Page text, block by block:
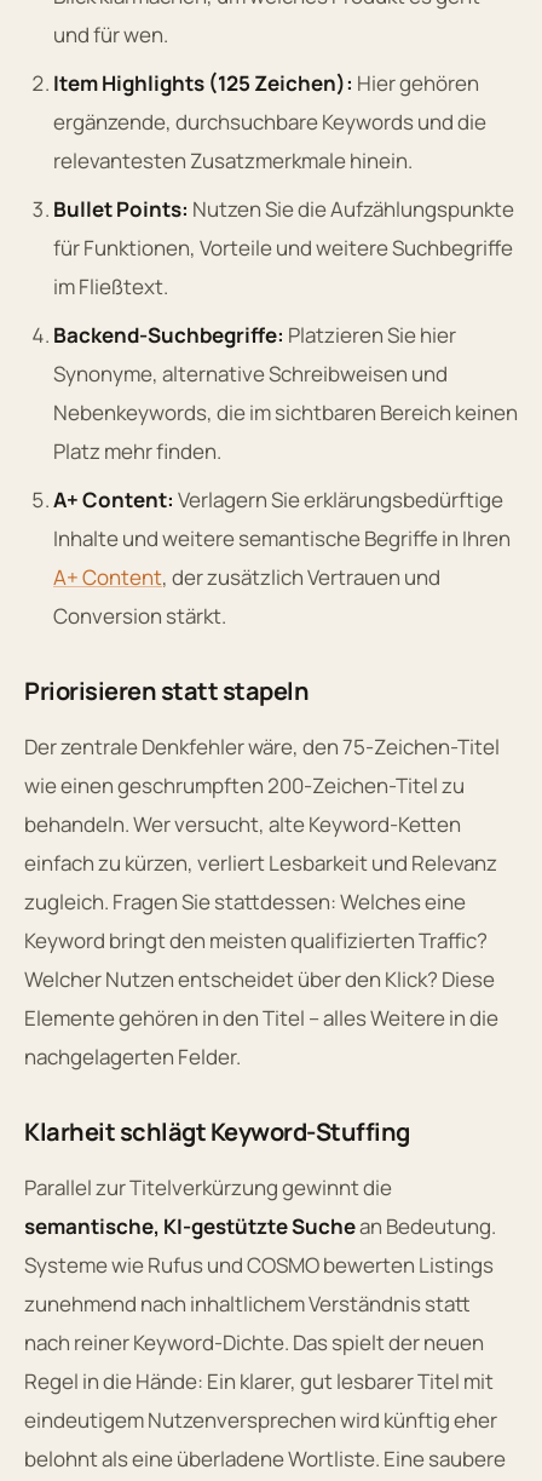
und für wen.
Item Highlights (125 Zeichen): Hier gehören
ergänzende, durchsuchbare Keywords und die
relevantesten Zusatzmerkmale hinein.
Bullet Points: Nutzen Sie die Aufzählungspunkte
für Funktionen, Vorteile und weitere Suchbegriffe
im Fließtext.
Backend-Suchbegriffe: Platzieren Sie hier
Synonyme, alternative Schreibweisen und
Nebenkeywords, die im sichtbaren Bereich keinen
Platz mehr finden.
A+ Content: Verlagern Sie erklärungsbedürftige
Inhalte und weitere semantische Begriffe in Ihren
A+ Content, der zusätzlich Vertrauen und
Conversion stärkt.
Priorisieren statt stapeln
Der zentrale Denkfehler wäre, den 75-Zeichen-Titel
wie einen geschrumpften 200-Zeichen-Titel zu
behandeln. Wer versucht, alte Keyword-Ketten
einfach zu kürzen, verliert Lesbarkeit und Relevanz
zugleich. Fragen Sie stattdessen: Welches eine
Keyword bringt den meisten qualifizierten Traffic?
Welcher Nutzen entscheidet über den Klick? Diese
Elemente gehören in den Titel – alles Weitere in die
nachgelagerten Felder.
Klarheit schlägt Keyword-Stuffing
Parallel zur Titelverkürzung gewinnt die
semantische, KI-gestützte Suchean Bedeutung.
Systeme wie Rufus und COSMO bewerten Listings
zunehmend nach inhaltlichem Verständnis statt
nach reiner Keyword-Dichte. Das spielt der neuen
Regel in die Hände: Ein klarer, gut lesbarer Titel mit
eindeutigem Nutzenversprechen wird künftig eher
belohnt als eine überladene Wortliste. Eine saubere